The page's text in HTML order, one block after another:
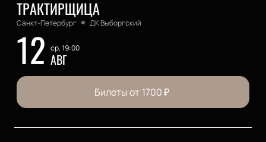
ТРАКТИРЩИЦА
Санкт-Петербург ДК Выборгский
12 ср, 19:00
АВГ
Билеты от 1700₽